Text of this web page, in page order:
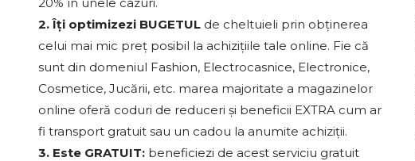
2. Îți optimizezi BUGETUL de cheltuieli prin obținerea
celui mai mic preț posibil la achizițiile tale online. Fie că
sunt din domeniul Fashion, Electrocasnice, Electronice,
Cosmetice, Jucării, etc. marea majoritate a magazinelor
online oferă coduri de reduceri și beneficii EXTRA cum ar
fi transport gratuit sau un cadou la anumite achiziții.
3. Este GRATUIT: beneficiezi de acest serviciu gratuit